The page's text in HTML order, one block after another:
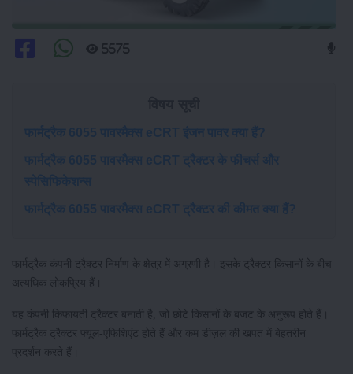
5575
फार्मट्रैक 6055 पावरमैक्स eCRT इंजन पावर क्या हैं?
फार्मट्रैक 6055 पावरमैक्स eCRT ट्रैक्टर के फीचर्स और
स्पेसिफिकेशन्स
फार्मट्रैक 6055 पावरमैक्स eCRT ट्रैक्टर की कीमत क्या हैं?
फार्मट्रैक कंपनी ट्रैक्टर निर्माण के क्षेत्र में अग्रणी है। इसके ट्रैक्टर किसानों के बीच
अत्यधिक लोकप्रिय हैं।
यह कंपनी किफायती ट्रैक्टर बनाती है, जो छोटे किसानों के बजट के अनुरूप होते हैं।
फार्मट्रैक ट्रैक्टर फ्यूल-एफिशिएंट होते हैं और कम डीज़ल की खपत में बेहतरीन
प्रदर्शन करते हैं।